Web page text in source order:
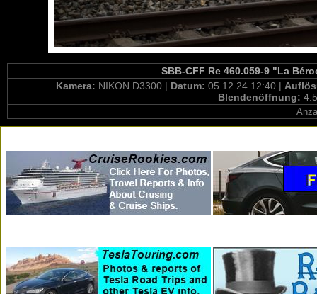
SBB-CFF Re 460.059-9 "La
Kamera: NIKON D3300 | Datum: 05.12.24 12:40 |
Blendenöffnung: